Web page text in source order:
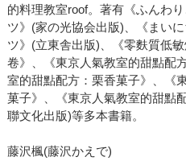
的料理教室roof。著有《ふんわ
ツ》(‎家の光協会出版)、《まい
ツ》(立東舎出版)、《零麩質低
卷》、《東京人氣教室的甜點配
室的甜點配方：栗香菓子》、《
菓子》、《東京人氣教室的甜點
聯文化出版)等多本書籍。
藤沢楓(藤沢かえで)